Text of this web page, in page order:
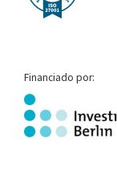
Financiado por: